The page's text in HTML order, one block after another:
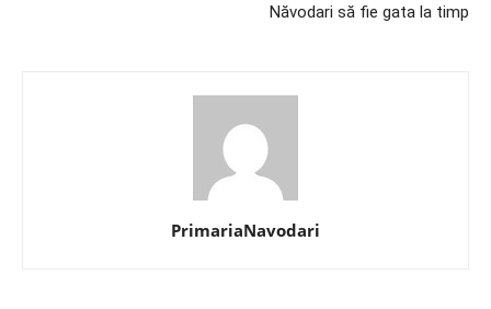
Năvodari să fie gata la timp
PrimariaNavodari